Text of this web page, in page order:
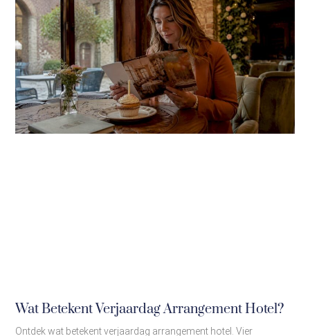
Wat Betekent Verjaardag Arrangement Hotel?
Ontdek wat betekent verjaardag arrangement hotel. Vier